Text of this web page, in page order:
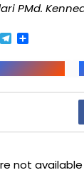
PMd.
X Telegram
not